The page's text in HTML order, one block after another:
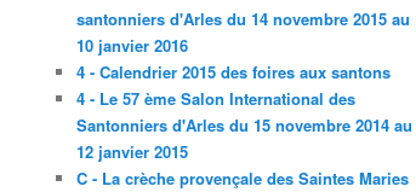
santonniers d'Arles du 14 novembre 2015 au
10 janvier 2016
4 - Calendrier 2015 des foires aux santons
4 - Le 57 ème Salon International des
Santonniers d'Arles du 15 novembre 2014 au
12 janvier 2015
C - La crèche provençale des Saintes Maries